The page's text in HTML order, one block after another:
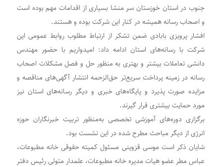
جنوب در استان خوزستان سر منشا بسیاری از اقدامات مهم بوده است
و اصحاب رسانه همیشه در کنار این شرکت بوده و هستند.
افشار پرویزی بابادی ضمن تشکر از ارتباط مطلوب روابط عمومی این
شرکت با رسانه‌های استان ادامه داد: امیدواریم با حضور مهندس
دانشی تعاملات بیشتر و بهتری به منظور حل و فصل مشکلات‌ اصحاب
رسانه در زمینه پرداخت سریع‌تر حق‌الزحمه انتشار آگهی‌های مناقصه و
مزایده صورت پذیرد و پایگاه‌های خبری و دیگر رسانه‌های استان نیز
مورد حمایت بیشتری قرار گیرند.
برگزاری دوره‌های آموزشی تخصصی به‌منظور تربیت خبرنگاران حوزه
انرژی از دیگر مباحث مطرح شده در این نشست بود.
شایان ذکر است موسی قزوینی مسئول کمیته حقوقی خانه مطبوعات،
عباس مطر عضو هیات مدیره خانه مطبوعات، علمدار متولی رئیس دفتر